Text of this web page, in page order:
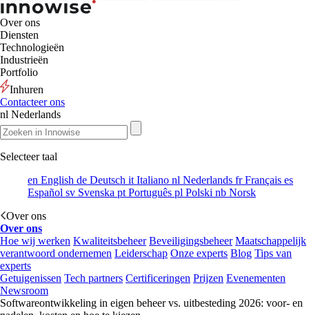
Over ons
Diensten
Technologieën
Industrieën
Portfolio
Inhuren
Contacteer ons
nl Nederlands
Selecteer taal
en English de Deutsch it Italiano nl Nederlands frFrançais es
Español sv Svenska pt Português pl Polski nb Norsk
Over ons
Over ons
Hoe wij werken Kwaliteitsbeheer Beveiligingsbeheer Maatschappelijk
verantwoord ondernemen Leiderschap Onze experts Blog Tips van
experts
Getuigenissen Tech partners Certificeringen Prijzen Evenementen
Newsroom
Softwareontwikkeling in eigen beheer vs. uitbesteding 2026: voor- en